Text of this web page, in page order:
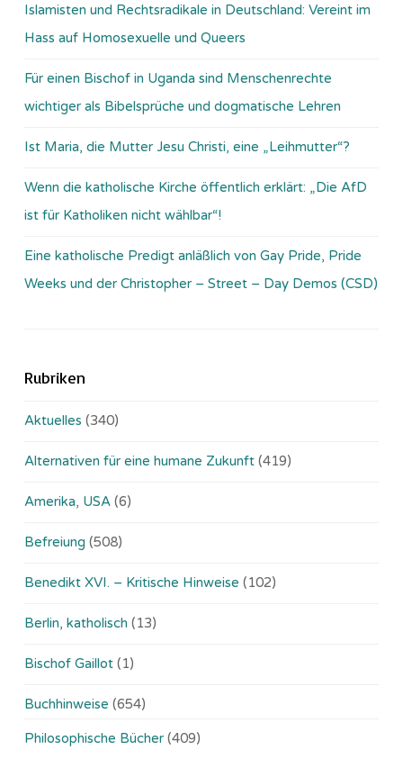
Islamisten und Rechtsradikale in Deutschland: Vereint im
Hass auf Homosexuelle und Queers
Für einen Bischof in Uganda sind Menschenrechte
wichtiger als Bibelsprüche und dogmatische Lehren
Ist Maria, die Mutter Jesu Christi, eine „Leihmutter“?
Wenn die katholische Kirche öffentlich erklärt: „Die AfD
ist für Katholiken nicht wählbar“!
Eine katholische Predigt anläßlich von Gay Pride, Pride
Weeks und der Christopher – Street – Day Demos (CSD)
Rubriken
Aktuelles (340)
Alternativen für eine humane Zukunft (419)
Amerika, USA (6)
Befreiung (508)
Benedikt XVI. – Kritische Hinweise (102)
Berlin, katholisch (13)
Bischof Gaillot (1)
Buchhinweise (654)
Philosophische Bücher (409)